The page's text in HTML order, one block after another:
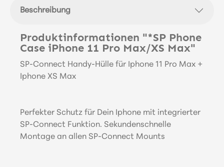
Beschreibung
Produktinformationen "*SP Phone
Case iPhone 11 Pro Max/XS Max"
SP-Connect Handy-Hülle für Iphone 11 Pro Max +
Iphone XS Max
Perfekter Schutz für Dein Iphone mit integrierter
SP-Connect Funktion. Sekundenschnelle
Montage an allen SP-Connect Mounts